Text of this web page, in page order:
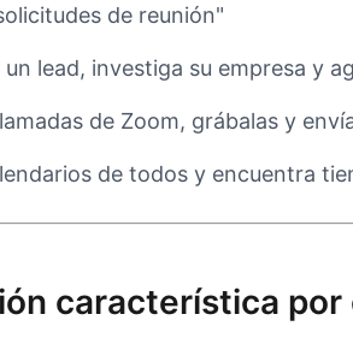
de reunión"
un lead, investiga su empresa y
de Zoom, grábalas y
de todos y encuentra
característica